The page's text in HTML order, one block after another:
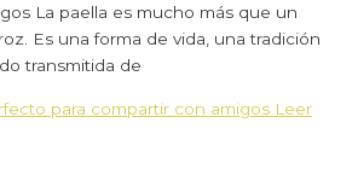
La paella es mucho más que un
Es una forma de vida, una tradición
transmitida de
para compartir con amigos Leer